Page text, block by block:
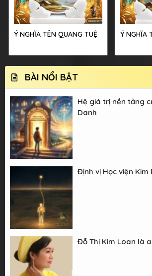
Ý NGHĨA TÊN QUANG TUỆ Ý NGHĨA
BÀI NỔI BẬT
Hệ giá trị nền tảng
Danh
Định vị Học viện Kim
Đỗ Thị Kim Loan là